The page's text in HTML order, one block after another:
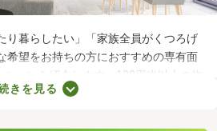
り暮らしたい」「家族全員がくつろげ
希望をお持ちの方におすすめの専有面
ションを紹介します。100平米以上の物
らす広さとして最適。立地や物件設
きを見る